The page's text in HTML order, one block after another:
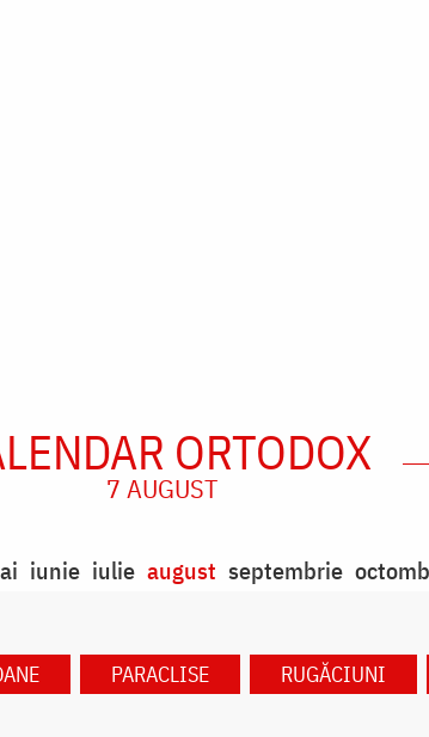
ORTODOX
7 AUGUST
iunie iulie august septembrie
PARACLISE RUGĂCIUNI